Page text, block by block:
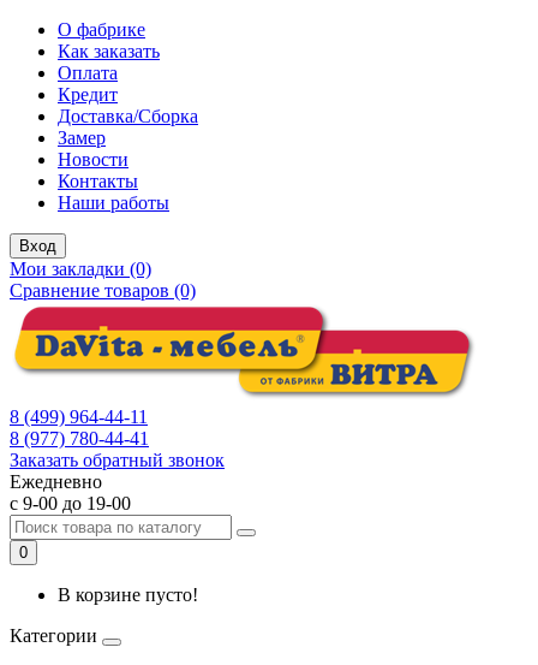
О фабрике
Как заказать
Оплата
Кредит
Доставка/Сборка
Замер
Новости
Контакты
Наши работы
Вход
Мои закладки (0)
Сравнение товаров (0)
8 (499) 964-44-11
8 (977) 780-44-41
Заказать обратный звонок
Ежедневно
с 9-00 до 19-00
0
В корзине пусто!
Категории